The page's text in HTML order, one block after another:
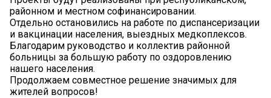
районном и местном софинансировании.
Отдельно остановились на работе по диспансеризации
и вакцинации населения, выездных медкоплексов.
Благодарим руководство и коллектив районной
больницы за большую работу по оздоровлению
нашего населения.
Продолжаем совместное решение значимых для
жителей вопросов!